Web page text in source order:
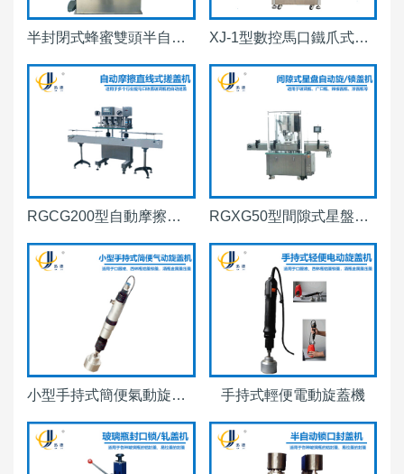
半封閉式蜂蜜雙頭半自動真空旋蓋機 XJ-1型數控馬口鐵爪式真空旋蓋機（有視頻）
RGCG200型自動摩擦直線式搓蓋機 RGXG50型間隙式星盤自動旋/鎖蓋機
小型手持式簡便氣動旋蓋機 手持式輕便電動旋蓋機